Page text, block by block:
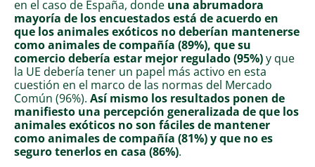
en el caso de España, donde una abrumadora
mayoría de los encuestados está de acuerdo en
que los animales exóticos no deberían mantenerse
como animales de compañía (89%), que su
comercio debería estar mejor regulado (95%)y que
la UE debería tener un papel más activo en esta
cuestión en el marco de las normas del Mercado
Común (96%). Así mismo los resultados ponen de
manifiesto una percepción generalizada de que los
animales exóticos no son fáciles de mantener
como animales de compañía (81%) y que no es
seguro tenerlos en casa (86%).